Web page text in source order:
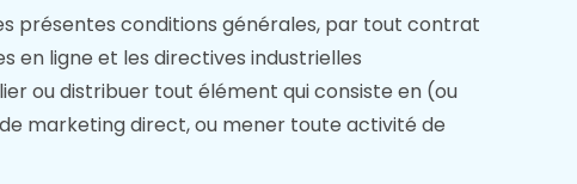
présentes conditions générales, par tout contrat
en ligne et les directives industrielles
ou distribuer tout élément qui consiste en (ou
marketing direct, ou mener toute activité de